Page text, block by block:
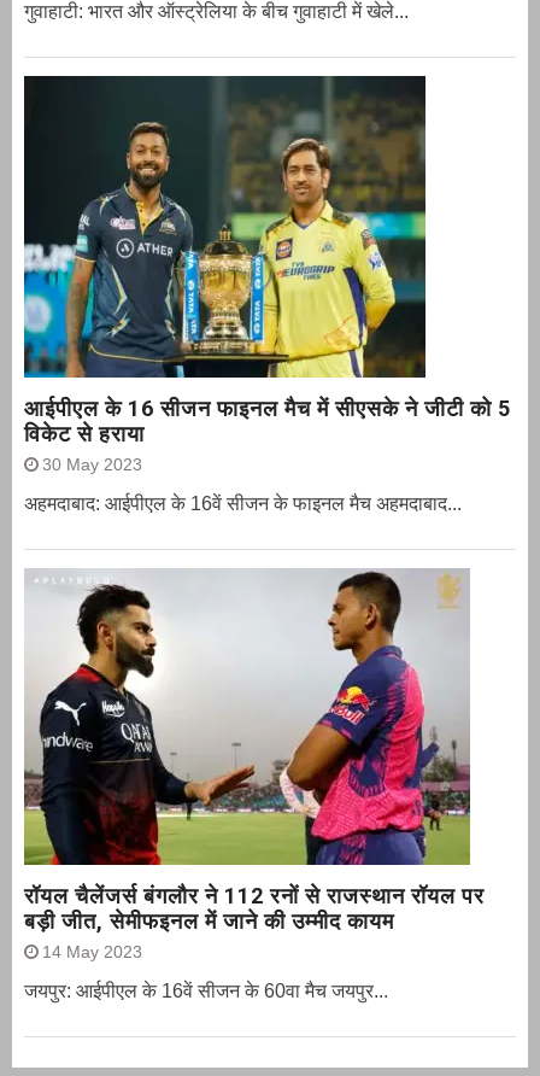
गुवाहाटी: भारत और ऑस्‍ट्रेलिया के बीच गुवाहाटी में खेले...
आईपीएल के 16 सीजन फाइनल मैच में सीएसके ने जीटी को 5
विकेट से हराया
30 May 2023
अहमदाबाद: आईपीएल के 16वें सीजन के फाइनल मैच अहमदाबाद...
रॉयल चैलेंजर्स बंगलौर ने 112 रनों से राजस्थान रॉयल पर
बड़ी जीत, सेमीफइनल में जाने की उम्मीद कायम
14 May 2023
जयपुर: आईपीएल के 16वें सीजन के 60वा मैच जयपुर...